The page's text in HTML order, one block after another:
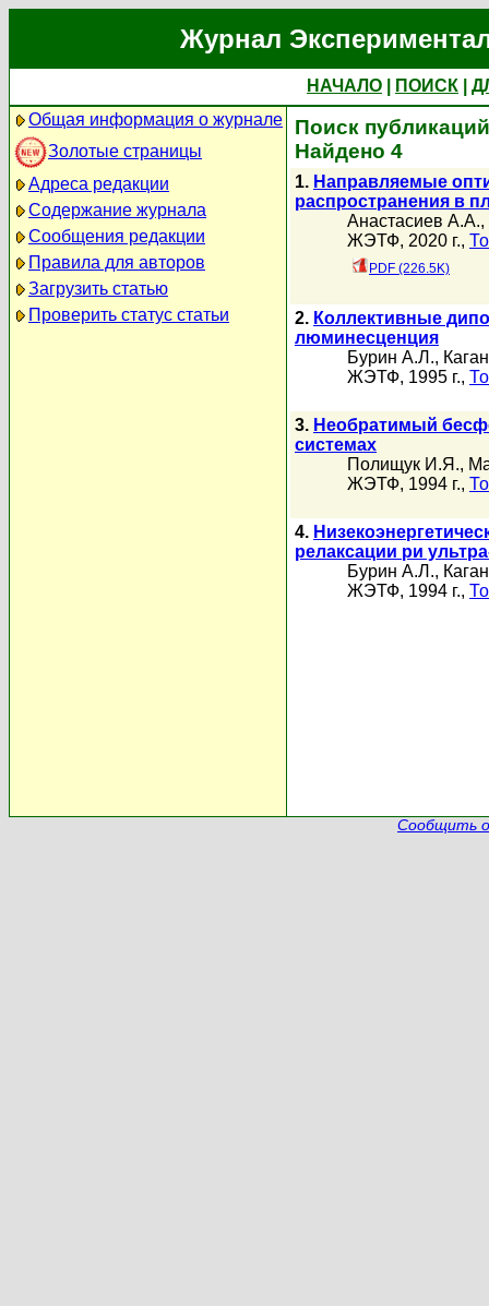
Журнал
НАЧАЛО ПОИСК
Общая информация о журнале
Золотые страницы
Адреса редакции
Содержание журнала
Сообщения редакции
Правила для авторов
Загрузить статью
Проверить статус статьи
Поиск
Найдено 4
1. Направляемые
распространения в
Анастасиев А.А.,
ЖЭТФ, 2020 г.,
PDF (226.5K)
2. Коллективные
люминесценция
Бурин А.Л.,
ЖЭТФ, 1995 г.,
3. Необратимый
системах
Полищук И.Я.,
ЖЭТФ, 1994 г.,
4.
релаксации ри
Бурин А.Л.,
ЖЭТФ, 1994 г.,
Сообщить о